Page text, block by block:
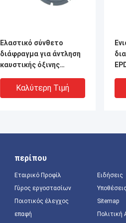
Ελαστικό σύνθετο
διάφραγμα για άντληση
καυστικής όξινης
σκόνηΚαλύτερη Τιμή
περίπου
Εταιρικό Προφίλ
Γύρος εργοστασίων
Ποιοτικός έλεγχος
επαφή
Ειδήσεις
Υποθέσεις
Sitemap
Πολιτική